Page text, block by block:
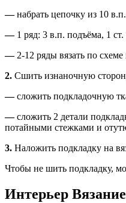
—набрать цепочку из 10
—1 ряд: 3 в.п. подъёма, 1
—2-12 ряды вязать по
2. Сшить изнаночную
—сложить подкладочную
—сложить 2 детали
потайными стежками и
3. Наложить подкладку на
Чтобы не шить подкладку,
Интерьер